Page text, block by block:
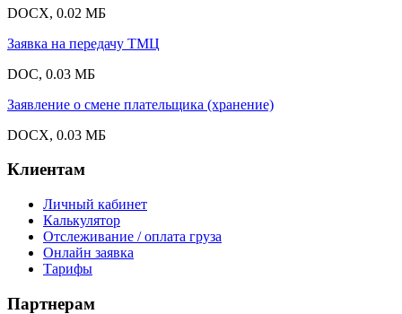
DOCX, 0.02 МБ
Заявка на передачу ТМЦ
DOC, 0.03 МБ
Заявление о смене плательщика (хранение)
DOCX, 0.03 МБ
Клиентам
Личный кабинет
Калькулятор
Отслеживание / оплата груза
Онлайн заявка
Тарифы
Партнерам